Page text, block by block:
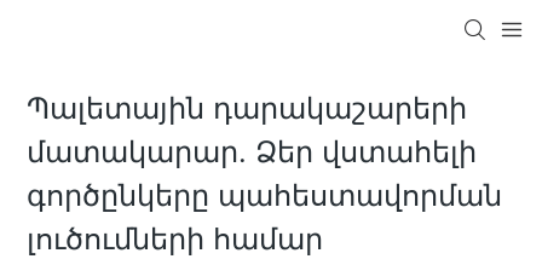
Պալետային դարակաշարերի
մատակարար. Ձեր վստահելի
գործընկերը պահեստավորման
լուծումների համար